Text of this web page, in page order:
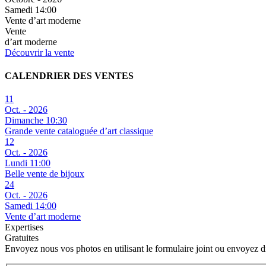
Samedi 14:00
Vente d’art moderne
Vente
d’art moderne
Découvrir la vente
CALENDRIER DES VENTES
11
Oct. - 2026
Dimanche 10:30
Grande vente cataloguée d’art classique
12
Oct. - 2026
Lundi 11:00
Belle vente de bijoux
24
Oct. - 2026
Samedi 14:00
Vente d’art moderne
Expertises
Gratuites
Envoyez nous vos photos en utilisant le formulaire joint ou envoyez